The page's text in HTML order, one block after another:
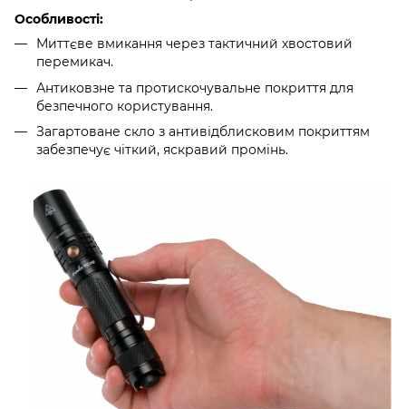
Особливості:
Миттєве вмикання через тактичний хвостовий
перемикач.
Антиковзне та протискочувальне покриття для
безпечного користування.
Загартоване скло з антивідблисковим покриттям
забезпечує чіткий, яскравий промінь.